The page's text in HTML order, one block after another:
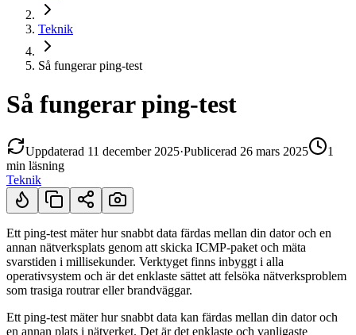
Teknik
Så fungerar ping-test
Så fungerar ping-test
Uppdaterad 11 december 2025·Publicerad 26 mars 2025
1
min läsning
Teknik
Kort svar
Ett ping-test mäter hur snabbt data färdas mellan din dator och en
annan nätverksplats genom att skicka ICMP-paket och mäta
svarstiden i millisekunder. Verktyget finns inbyggt i alla
operativsystem och är det enklaste sättet att felsöka nätverksproblem
som trasiga routrar eller brandväggar.
Ett ping-test mäter hur snabbt data kan färdas mellan din dator och
en annan plats i nätverket. Det är det enklaste och vanligaste